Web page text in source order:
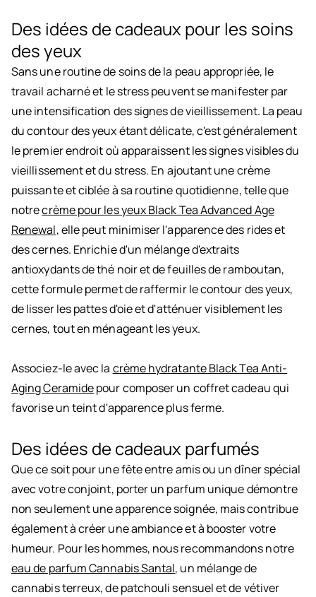
Des idées de cadeaux pour les soins
des yeux
Sans une routine de soins de la peau appropriée, le
travail acharné et le stress peuvent se manifester par
une intensification des signes de vieillissement. La peau
du contour des yeux étant délicate, c'est généralement
le premier endroit où apparaissent les signes visibles du
vieillissement et du stress. En ajoutant une crème
puissante et ciblée à sa routine quotidienne, telle que
notrecrème pour les yeux Black Tea Advanced Age
Renewal, elle peut minimiser l'apparence des rides et
des cernes. Enrichie d'un mélange d'extraits
antioxydants de thé noir et de feuilles de ramboutan,
cette formule permet de raffermir le contour des yeux,
de lisser les pattes d'oie et d'atténuer visiblement les
cernes, tout en ménageant les yeux.
Associez-le avec la crème hydratante Black Tea Anti-
Aging Ceramidepour composer un coffret cadeau qui
favorise un teint d'apparence plus ferme.
Des idées de cadeaux parfumés
Que ce soit pour une fête entre amis ou un dîner spécial
avec votre conjoint, porter un parfum unique démontre
non seulement une apparence soignée, mais contribue
également à créer une ambiance et à booster votre
humeur. Pour les hommes, nous recommandons notre
eau de parfum Cannabis Santal, un mélange de
cannabis terreux, de patchouli sensuel et de vétiver